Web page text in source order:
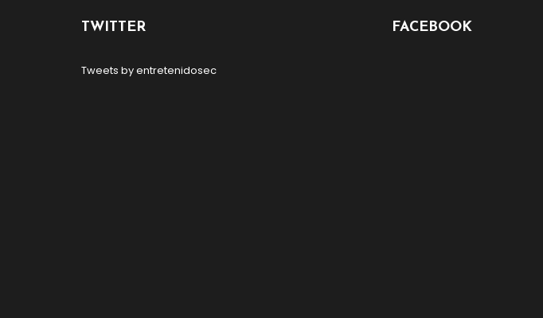
TWITTER
Tweets by entretenidosec
FACEBOOK